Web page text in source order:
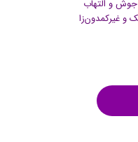
و التهاب
و غیرکمدون‌زا